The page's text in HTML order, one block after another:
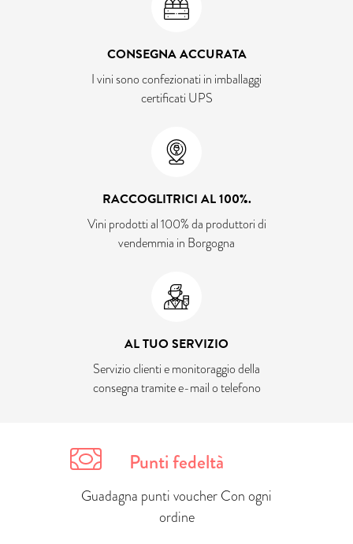
CONSEGNA ACCURATA
I vini sono confezionati in imballaggi
certificati UPS
RACCOGLITRICI AL 100%.
Vini prodotti al 100% da produttori di
vendemmia in Borgogna
AL TUO SERVIZIO
Servizio clienti e monitoraggio della
consegna tramite e-mail o telefono
Punti fedeltà
Guadagna punti voucher Con ogni
ordine